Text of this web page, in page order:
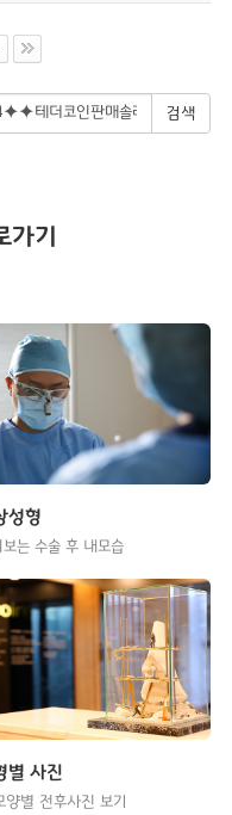
검색
가기
성형
보는 수술 후 내모습
별 사진
양별 전후사진 보기